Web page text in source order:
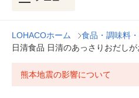
LOHACOホーム 食品・調味料
日清食品 日清のあっさりおだし
熊本地震の影響について